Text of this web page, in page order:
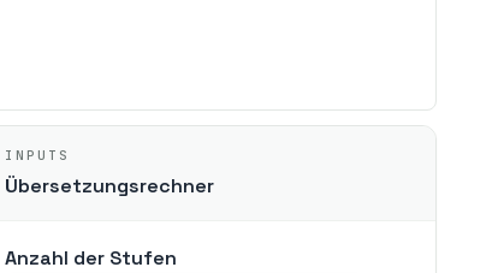
INPUTS
Übersetzungsrechner
Anzahl der Stufen